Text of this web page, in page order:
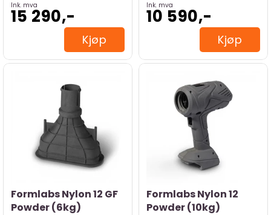
Ink. mva
15 290,-
Kjøp
Ink. mva
10 590,-
Kjøp
Formlabs Nylon 12 GF
Powder (6kg)
Formlabs Nylon 12
Powder (10kg)